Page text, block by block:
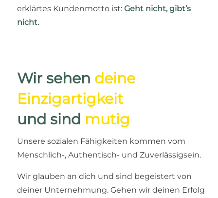
erklärtes Kundenmotto ist: Geht nicht, gibt’s
nicht.
Wir sehen deine
Einzigartigkeit
und sind mutig
Unsere sozialen Fähigkeiten kommen vom
Menschlich-, Authentisch- und Zuverlässigsein.
Wir glauben an dich und sind begeistert von
deiner Unternehmung. Gehen wir deinen Erfolg